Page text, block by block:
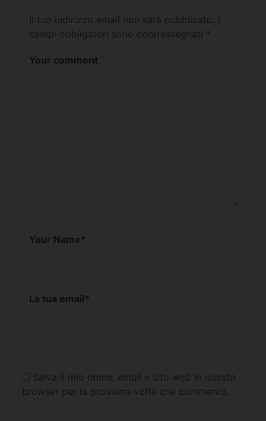
Il tuo indirizzo email non sarà pubblicato.
campi obbligatori sono contrassegnati *
Your comment
Your Name*
La tua email*
Salva il mio nome, email e sito web in questo
browser per la prossima volta che commento.